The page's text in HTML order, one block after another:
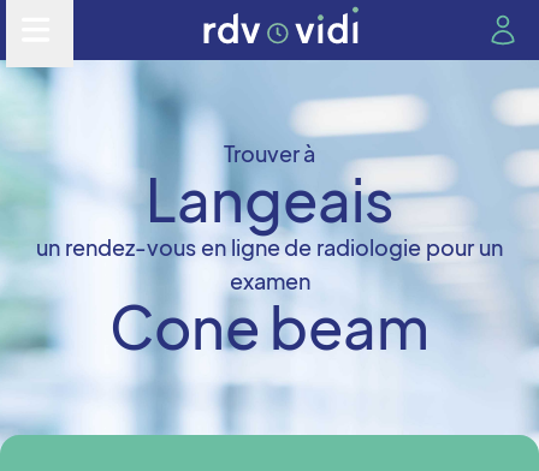
Trouver à
Langeais
un rendez-vous en ligne de radiologie pour un
examen
Cone beam